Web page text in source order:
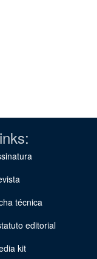
técnica
editorial
kit